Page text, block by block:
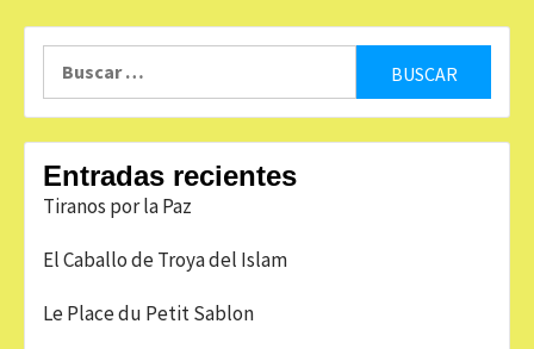
Entradas recientes
Tiranos por la Paz
El Caballo de Troya del Islam
Le Place du Petit Sablon